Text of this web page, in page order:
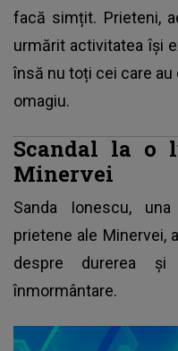
facă simțit. Prieteni,
urmărit activitatea își
însă nu toți cei care
omagiu.
Scandal la o
Minervei
Sanda Ionescu,
prietene ale Minervei,
despre durerea și
înmormântare.